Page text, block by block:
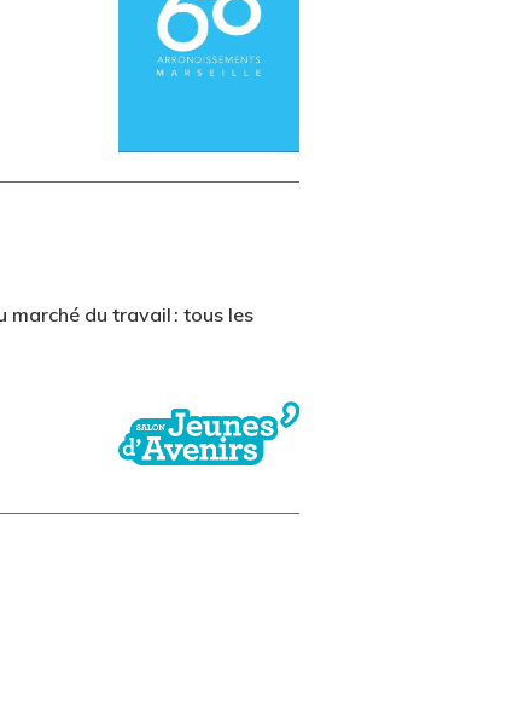
marché du travail : tous les